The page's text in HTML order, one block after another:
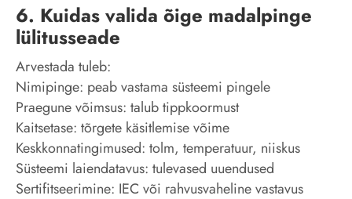
6. Kuidas valida õige madalpinge
lülitusseade
Arvestada tuleb:
Nimipinge: peab vastama süsteemi pingele
Praegune võimsus: talub tippkoormust
Kaitsetase: tõrgete käsitlemise võime
Keskkonnatingimused: tolm, temperatuur, niiskus
Süsteemi laiendatavus: tulevased uuendused
Sertifitseerimine: IEC või rahvusvaheline vastavus